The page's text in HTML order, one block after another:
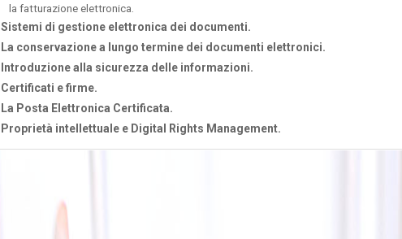
la fatturazione elettronica.
Sistemi di gestione elettronica dei documenti.
La conservazione a lungo termine dei documenti elettronici.
Introduzione alla sicurezza delle informazioni.
Certificati e firme.
La Posta Elettronica Certificata.
Proprietà intellettuale e Digital Rights Management.